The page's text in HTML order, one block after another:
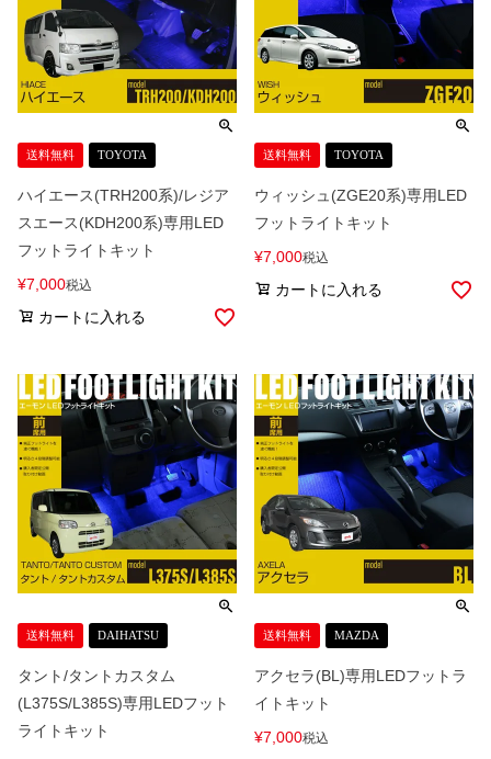
送料無料 TOYOTA
ハイエース(TRH200系)/レジア
スエース(KDH200系)専用LED
フットライトキット
¥7,000税込
カートに入れる
送料無料 TOYOTA
ウィッシュ(ZGE20系)専用LED
フットライトキット
¥7,000税込
カートに入れる
送料無料 DAIHATSU
タント/タントカスタム
(L375S/L385S)専用LEDフット
ライトキット
送料無料 MAZDA
アクセラ(BL)専用LEDフットラ
イトキット
¥7,000税込